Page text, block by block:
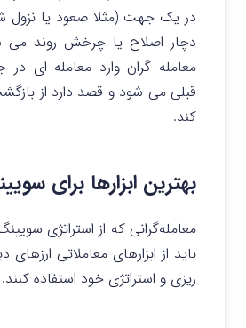
در یک جهت (مثلا صعود یا نزول
دچار اصلاح یا چرخش روند می‌
معامله‌ گران وارد معامله‌ ای
قبلی می‌ شود و قصد دارد از
کند.
بهترین ابزارها برای
معامله‌گرانی که از استراتژی
باید از ابزارهای معاملاتی ارزهای
ریزی و استراتژی خود استفاده کنند.